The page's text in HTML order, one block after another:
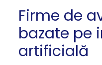
Firme de
bazate pe
artificială